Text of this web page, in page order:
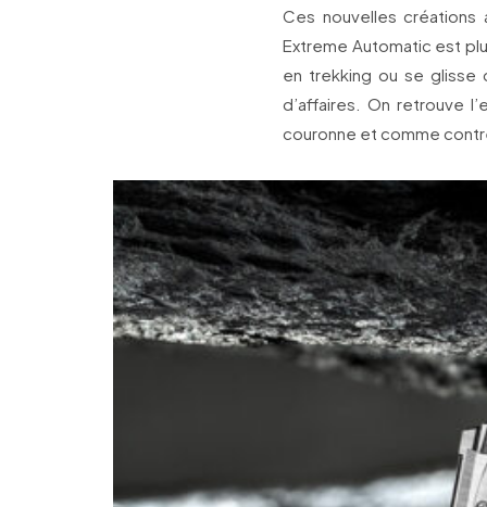
Ces nouvelles créations
Extreme Automatic est
en trekking ou se glisse
d’affaires. On retrouve
couronne et comme